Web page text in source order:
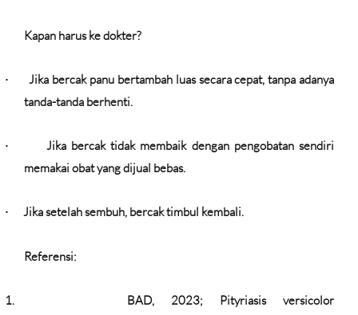
Kapan harus ke dokter?
·
Jika bercak panu bertambah luas secara cepat, tanpa adanya
tanda-tanda berhenti.
·
Jika bercak tidak membaik dengan pengobatan sendiri
memakai obat yang dijual bebas.
· Jika setelah sembuh, bercak timbul kembali.
Referensi:
1.
BAD, 2023; Pityriasis versicolor